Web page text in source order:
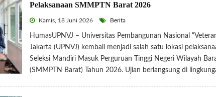
Pelaksanaan SMMPTN Barat 2026
Kamis, 18 Juni 2026 Berita
HumasUPNVJ – Universitas Pembangunan Nasional
Jakarta (UPNVJ) kembali menjadi salah satu lokasi
Seleksi Mandiri Masuk Perguruan Tinggi Negeri Wilayah
(SMMPTN Barat) Tahun 2026. Ujian berlangsung di